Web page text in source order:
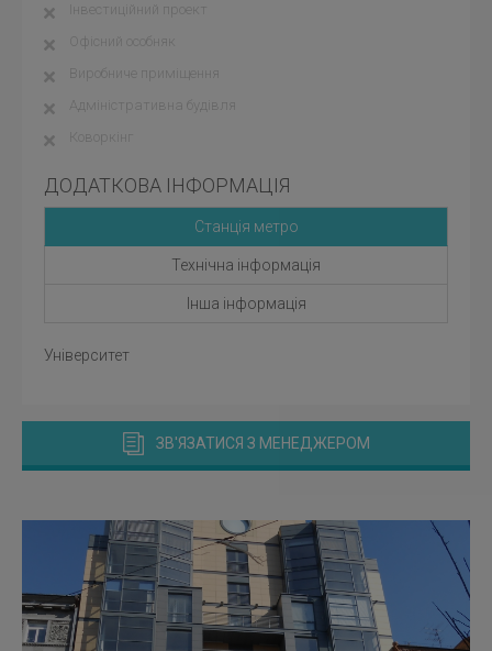
Інвестиційний проект
Офісний особняк
Виробниче приміщення
Адміністративна будівля
Коворкінг
ДОДАТКОВА ІНФОРМАЦІЯ
Станція метро
Технічна інформація
Інша інформація
Університет
ЗВ'ЯЗАТИСЯ З МЕНЕДЖЕРОМ